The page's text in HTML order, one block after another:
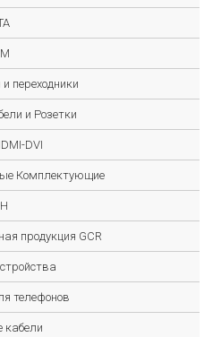
переходники
и Розетки
DVI
Комплектующие
продукция GCR
телефонов
кабели